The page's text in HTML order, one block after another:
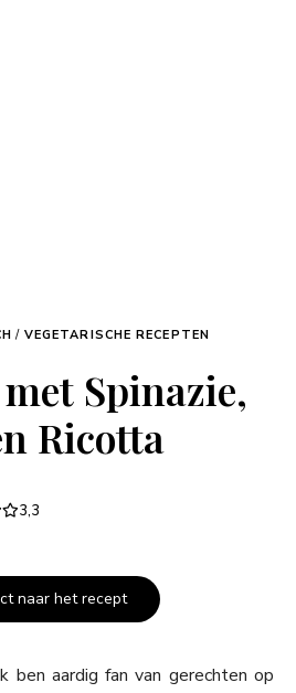
/ VEGETARISCHE RECEPTEN
Spinazie,
Ricotta
3,3
naar het recept
ben aardig fan van gerechten op